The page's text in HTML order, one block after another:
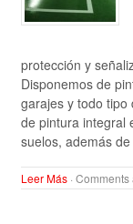
protección y
Disponemos de
garajes y todo tipo
de pintura integral
suelos, además
Leer Más· Comments